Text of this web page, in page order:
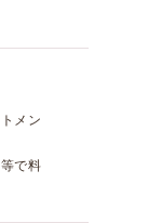
メン
で料